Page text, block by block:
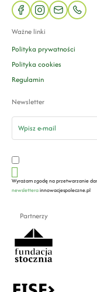
facebookinstagram
mail phone
Ważne linki
Polityka prywatności
Polityka cookies
Regulamin
Newsletter
email
Wyrażam zgodę na przetwarzanie
newsletterainnowacjespoleczne.pl
Partnerzy